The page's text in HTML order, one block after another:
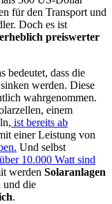
für den Transport und
Doch es ist
preiswerter
bedeutet, dass die
werden. Diese
wahrgenommen.
einem
ist bereits ab
einer Leistung von
Und selbst
10.000 Watt sind
werden Solaranlagen
und die
.